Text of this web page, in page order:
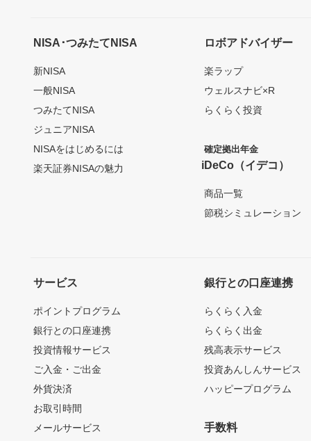
NISA･つみたてNISA
新NISA
一般NISA
つみたてNISA
ジュニアNISA
NISAをはじめるには
楽天証券NISAの魅力
ロボアドバイザー
楽ラップ
ウェルスナビ×R
らくらく投資
確定拠出年金
iDeCo（イデコ）
商品一覧
節税シミュレーション
サービス
ポイントプログラム
銀行との口座連携
投資情報サービス
ご入金・ご出金
外貨決済
お取引時間
メールサービス
銀行との口座連携
らくらく入金
らくらく出金
残高表示サービス
投資あんしんサービス
ハッピープログラム
手数料